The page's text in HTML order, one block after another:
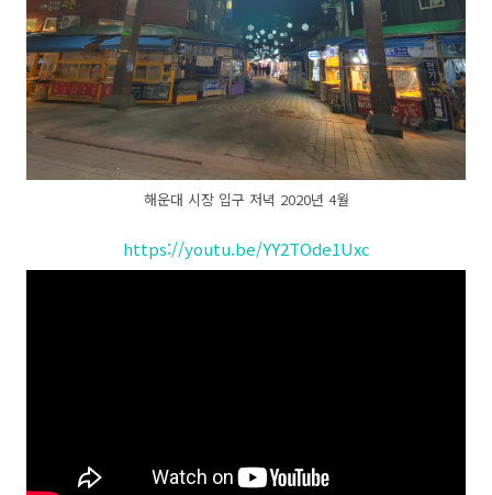
해운대 시장 입구 저녁 2020년 4월
https://youtu.be/YY2TOde1Uxc